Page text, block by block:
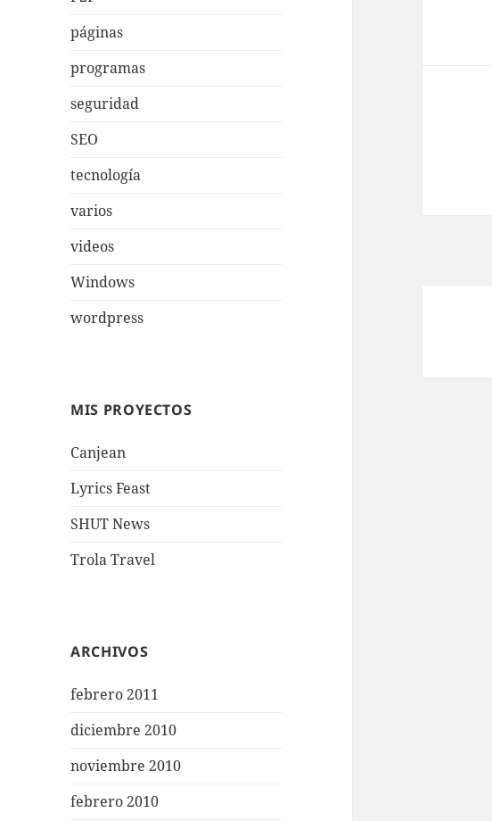
páginas
programas
seguridad
SEO
tecnología
varios
videos
Windows
wordpress
MIS PROYECTOS
Canjean
Lyrics Feast
SHUT News
Trola Travel
ARCHIVOS
febrero 2011
diciembre 2010
noviembre 2010
febrero 2010